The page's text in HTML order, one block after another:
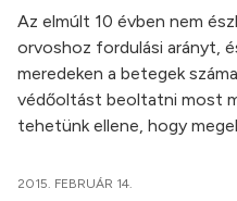
Az elmúlt 10 évben nem
orvoshoz fordulási arányt,
meredeken a betegek
védőoltást beoltatni most
tehetünk ellene, hogy
2015. FEBRUÁR 14.